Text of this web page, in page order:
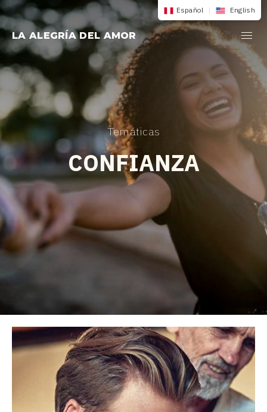
Saltar
al
contenido
LA ALEGRÍA DEL AMOR
Temáticas
CONFIANZA
Español | English